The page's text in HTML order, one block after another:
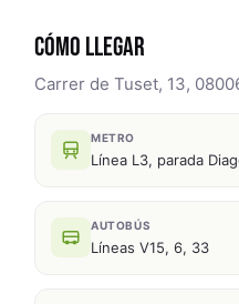
CÓMO LLEGAR
Carrer de Tuset, 13,
METRO
Línea L3, parada
AUTOBÚS
Líneas V15, 6, 33